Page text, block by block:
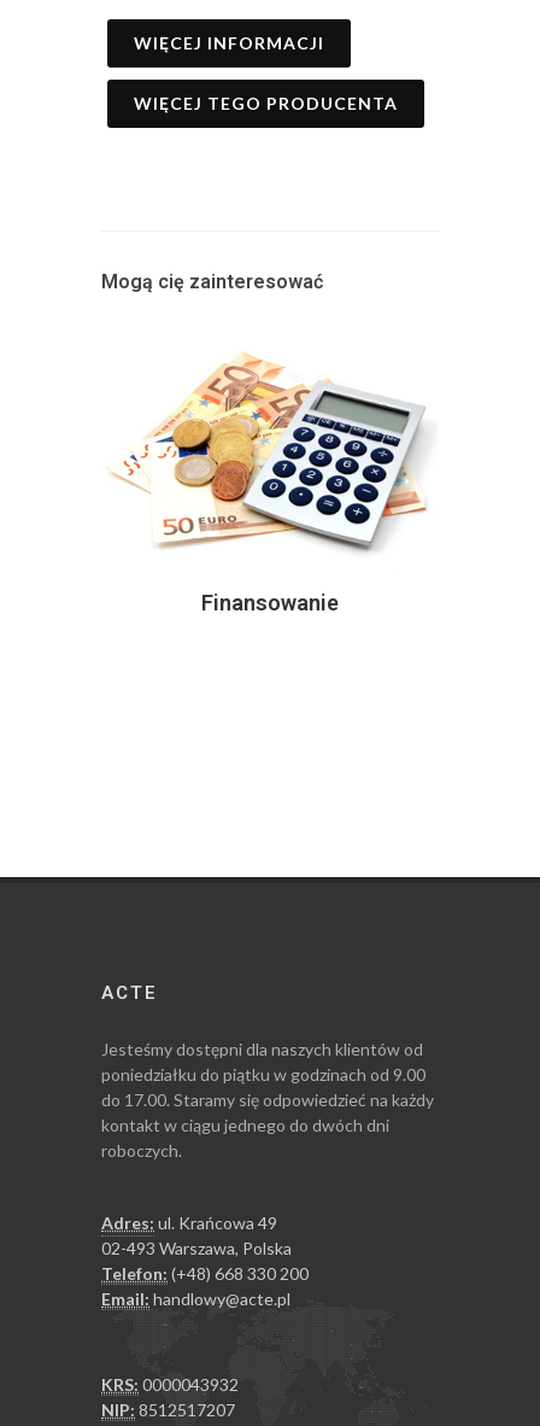
WIĘCEJ INFORMACJI
WIĘCEJ TEGO PRODUCENTA
Mogą cię zainteresować
Finansowanie
ACTE
Jesteśmy dostępni dla naszych klientów od
poniedziałku do piątku w godzinach od 9.00
do 17.00. Staramy się odpowiedzieć na każdy
kontakt w ciągu jednego do dwóch dni
roboczych.
Adres: ul. Krańcowa 49
02-493 Warszawa, Polska
Telefon: (+48) 668 330 200
Email: handlowy@acte.pl
KRS: 0000043932
NIP: 8512517207